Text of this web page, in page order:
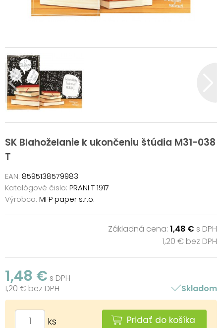
SK Blahoželanie k ukončeniu štúdia M31-038
T
EAN: 8595138579983
Katalógové čislo: PRANI T 1917
Výrobca: MFP paper s.r.o.
Základná cena: 1,48 € s DPH
1,20 € bez DPH
1,48 € s DPH
1,20 € bez DPH
Skladom
ks Pridať do košíka